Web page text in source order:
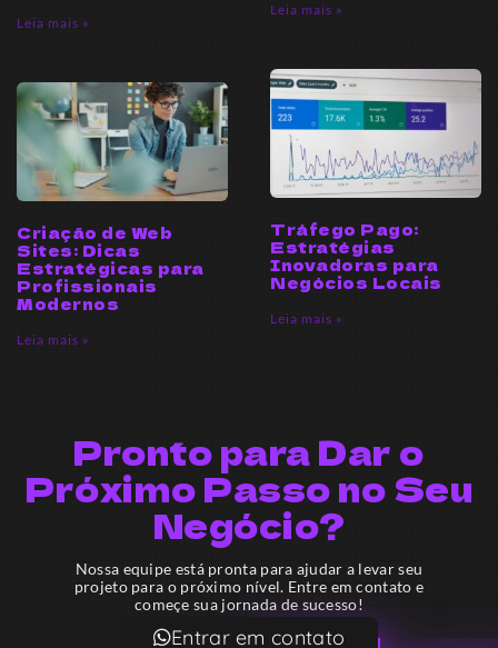
Leia mais »
Leia mais »
Criação de Web
Sites: Dicas
Estratégicas para
Profissionais
Modernos
Leia mais »
Tráfego Pago:
Estratégias
Inovadoras para
Negócios Locais
Leia mais »
Pronto para Dar o
Próximo Passo no Seu
Negócio?
Nossa equipe está pronta para ajudar a levar seu
projeto para o próximo nível. Entre em contato e
começe sua jornada de sucesso!
Entrar em contato